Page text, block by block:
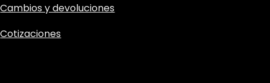
Cambios y devoluciones
Cotizaciones​